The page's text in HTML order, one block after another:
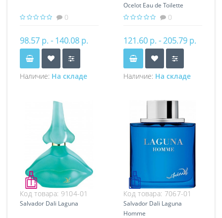
0
98.57 р. - 140.08 р.
Наличие: На складе
Ocelot Eau de Toilette
0
121.60 р. - 205.79 р.
Наличие: На складе
Код товара: 9104-01
Salvador Dali Laguna
Код товара: 7067-01
Salvador Dali Laguna
Homme